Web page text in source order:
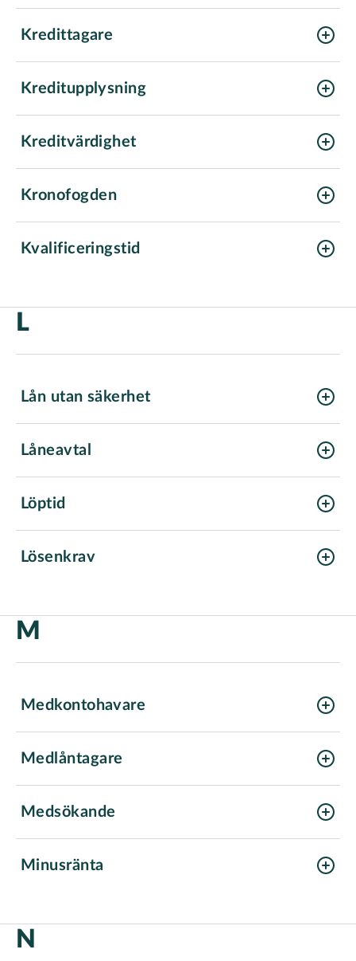
Kredittagare
Kreditupplysning
Kreditvärdighet
Kronofogden
Kvalificeringstid
L
Lån utan säkerhet
Låneavtal
Löptid
Lösenkrav
M
Medkontohavare
Medlåntagare
Medsökande
Minusränta
N